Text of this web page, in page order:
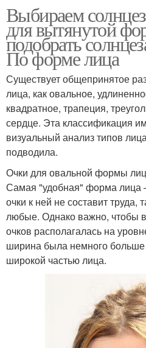
Выбираем
для вытянутой
подобрать
По форме лица
Существует общепринятое
лица, как овальное,
квадратное, трапеция,
сердце. Эта классификация
визуальный анализ типов
подводила.
Очки для овальной формы
Самая "удобная" форма лица
очки к ней не составит труда,
любые. Однако важно, чтобы
очков располагалась на
ширина была немного
широкой частью лица.